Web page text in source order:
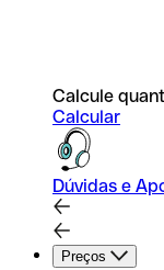
Calcule
Calcular
Dúvidas e
Preços